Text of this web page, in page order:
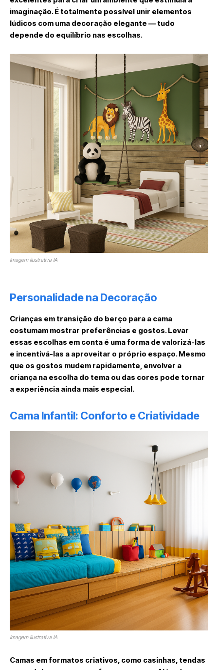
imaginação. É totalmente possível unir elementos
lúdicos com uma decoração elegante — tudo
depende do equilíbrio nas escolhas.
Imagem ilustrativa IA
Personalidade na Decoração
Crianças em transição do berço para a cama
costumam mostrar preferências e gostos. Levar
essas escolhas em conta é uma forma de valorizá-las
e incentivá-las a aproveitar o próprio espaço. Mesmo
que os gostos mudem rapidamente, envolver a
criança na escolha do tema ou das cores pode tornar
a experiência ainda mais especial.
Cama Infantil: Conforto e Criatividade
Imagem ilustrativa IA
Camas em formatos criativos, como casinhas, tendas